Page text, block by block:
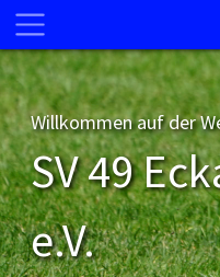
Willkommen auf der
SV 49
e.V.